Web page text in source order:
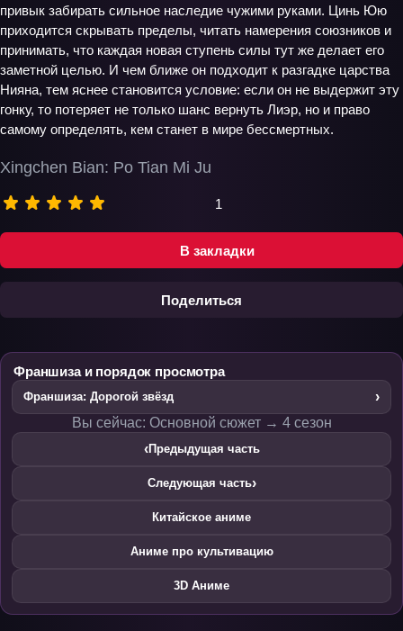
В закладки
Поделиться
Xingchen Bian: Po Tian Mi Ju
1
привык забирать сильное наследие чужими руками. Цинь Юю
приходится скрывать пределы, читать намерения союзников и
принимать, что каждая новая ступень силы тут же делает его
заметной целью. И чем ближе он подходит к разгадке царства
Нияна, тем яснее становится условие: если он не выдержит эту
гонку, то потеряет не только шанс вернуть Лиэр, но и право
самому определять, кем станет в мире бессмертных.
Франшиза и порядок просмотра
Франшиза: Дорогой звёзд
›
Вы сейчас: Основной сюжет → 4 сезон
‹Предыдущая часть
Следующая часть›
Китайское аниме
Аниме про культивацию
3D Аниме